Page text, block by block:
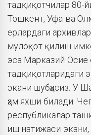
тадқиқотчилар 80-
Тошкент, Уфа ва
ерлардаги
мулоқот қилиш
эса Марказий
тадқиқотларидаги
экани шубҳасиз. У
ҳам яхши билади.
республикалар
иш натижаси